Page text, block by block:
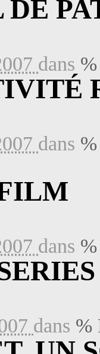
dans
dans
dans
dans %